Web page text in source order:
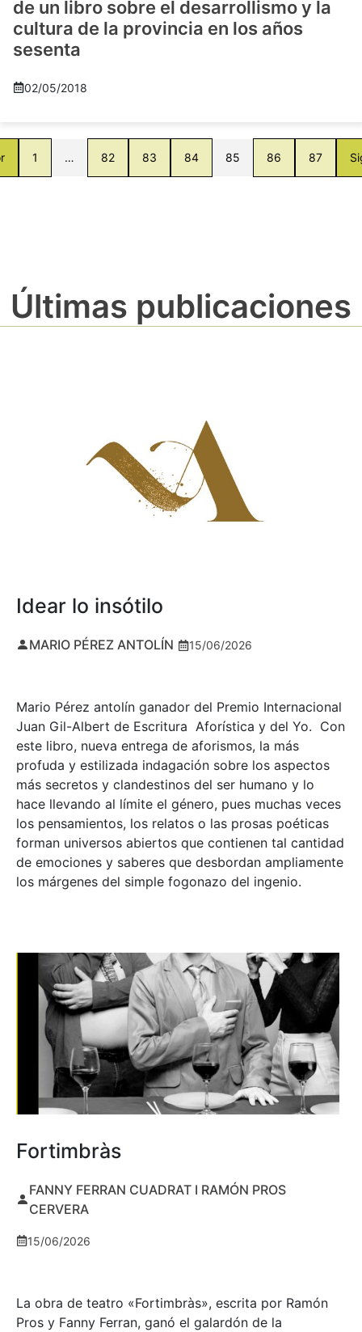
de un libro sobre el desarrollismo y la
cultura de la provincia en los años
sesenta
02/05/2018
1 … 82 83 84 85 86 87
Últimas publicaciones
Idear lo insótilo
MARIO PÉREZ ANTOLÍN 15/06/2026
Mario Pérez antolín ganador del Premio Internacional
Juan Gil-Albert de Escritura Aforística y del Yo. Con
este libro, nueva entrega de aforismos, la más
profuda y estilizada indagación sobre los aspectos
más secretos y clandestinos del ser humano y lo
hace llevando al límite el género, pues muchas veces
los pensamientos, los relatos o las prosas poéticas
forman universos abiertos que contienen tal cantidad
de emociones y saberes que desbordan ampliamente
los márgenes del simple fogonazo del ingenio.
Fortimbràs
FANNY FERRAN CUADRAT I RAMÓN PROS
CERVERA
15/06/2026
La obra de teatro «Fortimbràs», escrita por Ramón
Pros y Fanny Ferran, ganó el galardón de la